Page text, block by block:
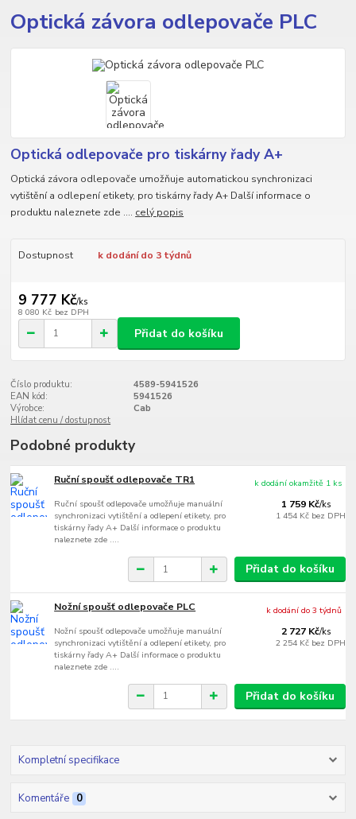
Optická závora odlepovače PLC
Optická odlepovače pro tiskárny řady A+
Optická závora odlepovače umožňuje automatickou synchronizaci
vytištění a odlepení etikety, pro tiskárny řady A+ Další informace o
produktu naleznete zde .... celý popis
Dostupnost k dodání do 3 týdnů
9 777 Kč/ks
8 080 Kč bez DPH
Přidat do košíku
Číslo produktu:
4589-5941526
EAN kód:
5941526
Výrobce:
Cab
Hlídat cenu / dostupnost
Podobné produkty
Ruční spoušť odlepovače TR1
Ruční spoušť odlepovače umožňuje manuální
synchronizaci vytištění a odlepení etikety, pro
tiskárny řady A+ Další informace o produktu
naleznete zde ....
1 759 Kč/ks
1 454 Kč bez DPH
k dodání okamžitě 1 ks
Přidat do košíku
Nožní spoušť odlepovače PLC
Nožní spoušť odlepovače umožňuje manuální
synchronizaci vytištění a odlepení etikety, pro
tiskárny řady A+ Další informace o produktu
naleznete zde ....
2 727 Kč/ks
2 254 Kč bez DPH
k dodání do 3 týdnů
Přidat do košíku
Kompletní specifikace
Komentáře 0